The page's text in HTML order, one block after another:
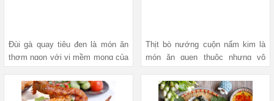
Đùi gà quay tiêu đen là món ăn
thơm ngon với vị mềm mọng của
khiến các thành viên trong gia
đình mê đắm. Bài viết hôm nay
Thịt bò nướng cuộn nấm kim là
món ăn quen thuộc nhưng vô
người. Bạn có thể làm món ăn
này ngay tại nhà bằng nồi chiên